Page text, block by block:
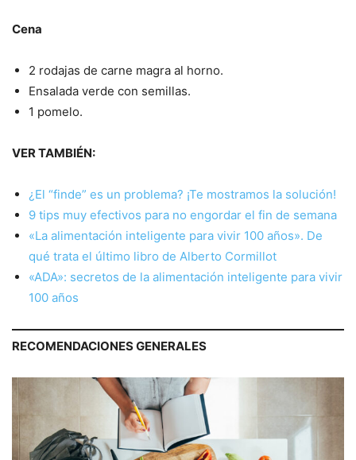
Cena
2 rodajas de carne magra al horno.
Ensalada verde con semillas.
1 pomelo.
VER TAMBIÉN:
¿El “finde” es un problema? ¡Te mostramos la solución!
9 tips muy efectivos para no engordar el fin de semana
«La alimentación inteligente para vivir 100 años». De
qué trata el último libro de Alberto Cormillot
«ADA»: secretos de la alimentación inteligente para vivir
100 años
RECOMENDACIONES GENERALES